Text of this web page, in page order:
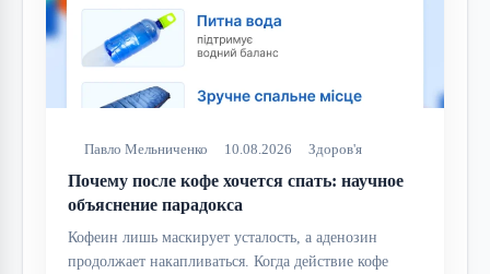
Павло Мельниченко 10.08.2026 Здоров'я
Почему после кофе хочется спать: научное
объяснение парадокса
Кофеин лишь маскирует усталость, а аденозин
продолжает накапливаться. Когда действие кофе